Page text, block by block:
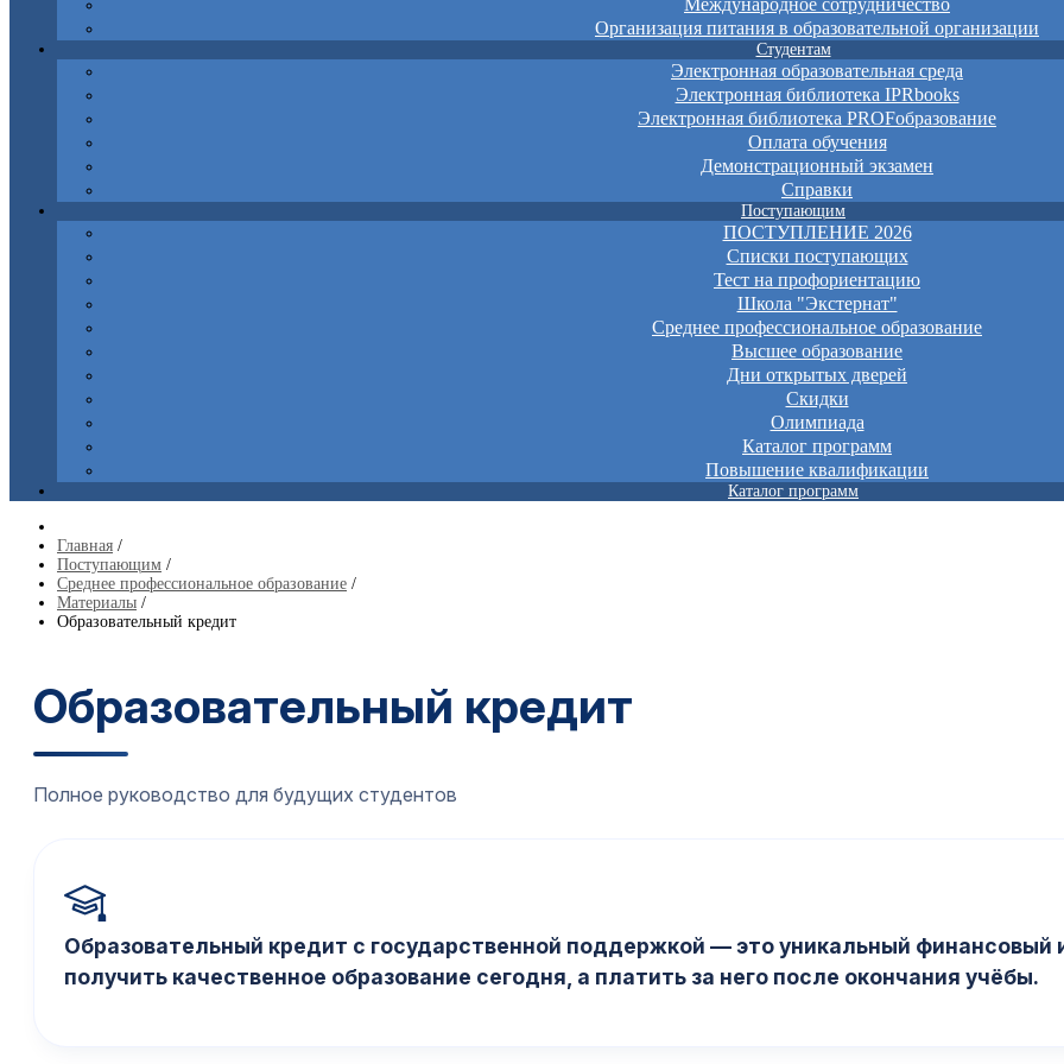
Организация питания в образовательной организации
Студентам
Электронная образовательная среда
Электронная библиотека IPRbooks
Электронная библиотека PROFобразование
Оплата обучения
Демонстрационный экзамен
Справки
Поступающим
ПОСТУПЛЕНИЕ 2026
Списки поступающих
Тест на профориентацию
Школа "Экстернат"
Среднее профессиональное образование
Высшее образование
Дни открытых дверей
Скидки
Олимпиада
Каталог программ
Повышение квалификации
Каталог программ
Главная /
Поступающим /
Среднее профессиональное образование /
Материалы /
Образовательный кредит
Образовательный кредит
Полное руководство для будущих студентов
Образовательный кредит с государственной поддержкой — это уникальный финансовый
получить качественное образование сегодня, а платить за него после окончания учёбы.